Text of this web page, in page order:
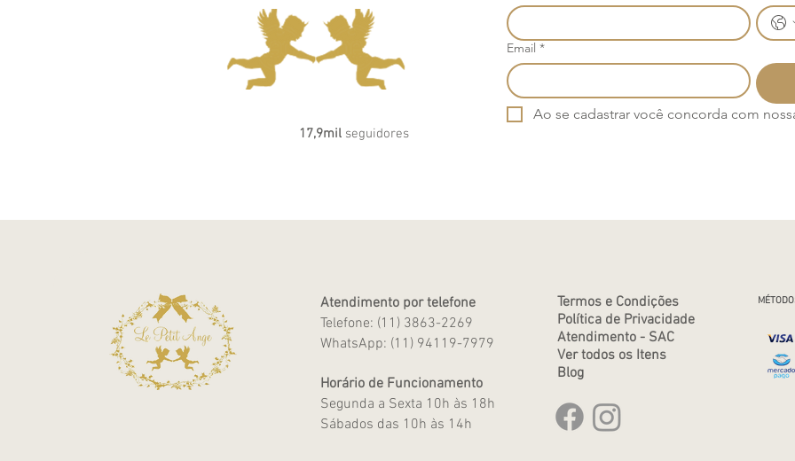
17,9mil seguidores
Email *
Ao se cadastrar você concorda com
Atendimento por telefone
Telefone: (11) 3863-2269
WhatsApp: (11) 94119-7979
Horário de Funcionamento
Segunda a Sexta 10h às 18h
Sábados das 10h às 14h
Termos e Condições
Política de Privacidade
Atendimento - SAC
Ver todos os Itens
Blog